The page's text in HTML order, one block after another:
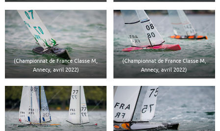
(Championnat de France Classe M,
Annecy, avril 2022)
(Championnat de France Classe M,
Annecy, avril 2022)